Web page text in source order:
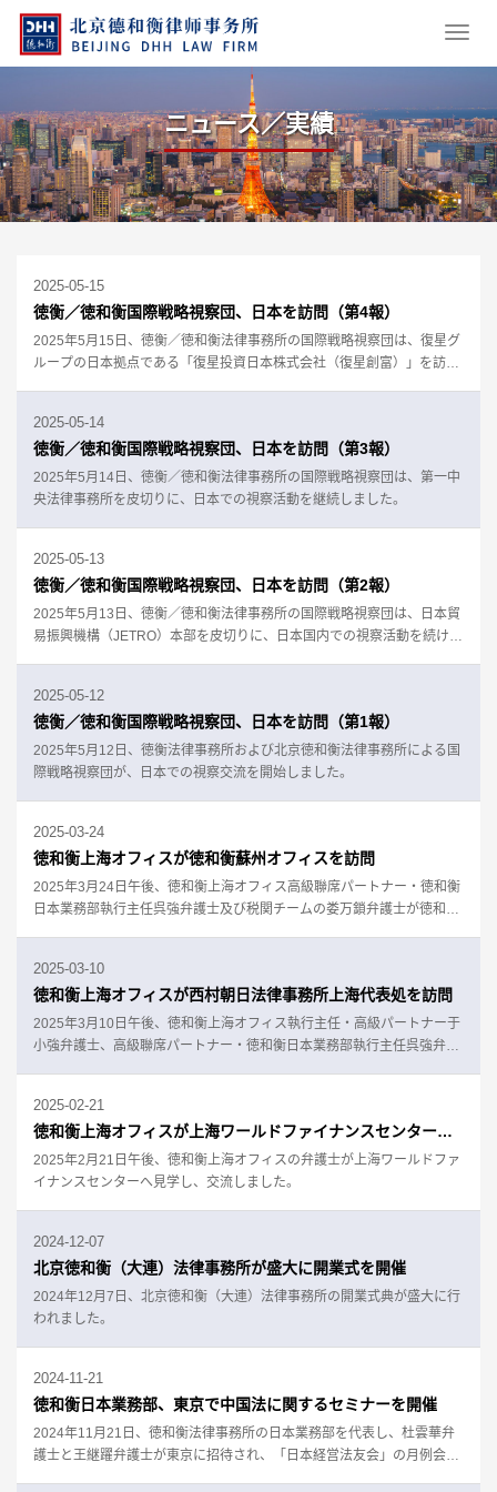
ニュース／実績
2025-05-15
徳衡／徳和衡国際戦略視察団、日本を訪問（第4報）
2025年5月15日、徳衡／徳和衡法律事務所の国際戦略視察団は、復星グ
ループの日本拠点である「復星投資日本株式会社（復星創富）」を訪問
2025-05-14
徳衡／徳和衡国際戦略視察団、日本を訪問（第3報）
2025年5月14日、徳衡／徳和衡法律事務所の国際戦略視察団は、第一中
央法律事務所を皮切りに、日本での視察活動を継続しました。
2025-05-13
徳衡／徳和衡国際戦略視察団、日本を訪問（第2報）
2025年5月13日、徳衡／徳和衡法律事務所の国際戦略視察団は、日本貿
易振興機構（JETRO）本部を皮切りに、日本国内での視察活動を続けま
2025-05-12
徳衡／徳和衡国際戦略視察団、日本を訪問（第1報）
2025年5月12日、徳衡法律事務所および北京徳和衡法律事務所による国
際戦略視察団が、日本での視察交流を開始しました。
2025-03-24
徳和衡上海オフィスが徳和衡蘇州オフィスを訪問
2025年3月24日午後、徳和衡上海オフィス高級聯席パートナー・徳和衡
日本業務部執行主任呉強弁護士及び税関チームの娄万鎖弁護士が徳和衡
2025-03-10
徳和衡上海オフィスが西村朝日法律事務所上海代表処を訪問
2025年3月10日午後、徳和衡上海オフィス執行主任・高級パートナー于
小強弁護士、高級聯席パートナー・徳和衡日本業務部執行主任呉強弁護
2025-02-21
徳和衡上海オフィスが上海ワールドファイナンスセンターを訪問
2025年2月21日午後、徳和衡上海オフィスの弁護士が上海ワールドファ
イナンスセンターへ見学し、交流しました。
2024-12-07
北京徳和衡（大連）法律事務所が盛大に開業式を開催
2024年12月7日、北京徳和衡（大連）法律事務所の開業式典が盛大に行
われました。
2024-11-21
徳和衡日本業務部、東京で中国法に関するセミナーを開催
2024年11月21日、徳和衡法律事務所の日本業務部を代表し、杜雲華弁
護士と王継躍弁護士が東京に招待され、「日本経営法友会」の月例会に